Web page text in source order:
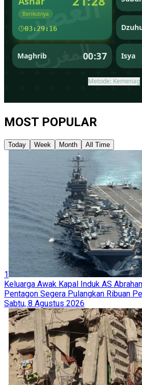
MOST POPULAR
Today Week Month All Time
1
Keluarga Awak Kapal Induk AS
Pentagon Segera Pulangkan Ribuan
Sabtu, 8 Agustus 2026